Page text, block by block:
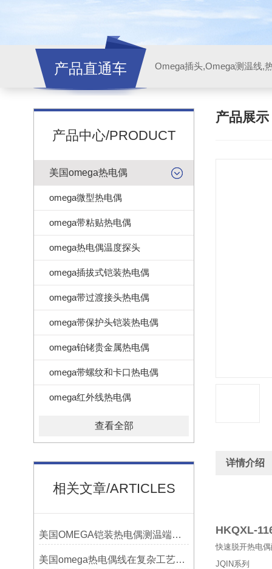
产品直通车
产品中心/PRODUCT
美国omega热电偶
omega微型热电偶
omega带粘贴热电偶
omega热电偶温度探头
omega插拔式铠装热电偶
omega带过渡接头热电偶
omega带保护头铠装热电偶
omega铂铑贵金属热电偶
omega带螺纹和卡口热电偶
omega红外线热电偶
查看全部
相关文章/ARTICLES
美国OMEGA铠装热电偶测温端的三种接合方式
美国omega热电偶线在复杂工艺中的角色
产品展示
详情介绍
HKQXL-
快速脱开热电
JQIN系列